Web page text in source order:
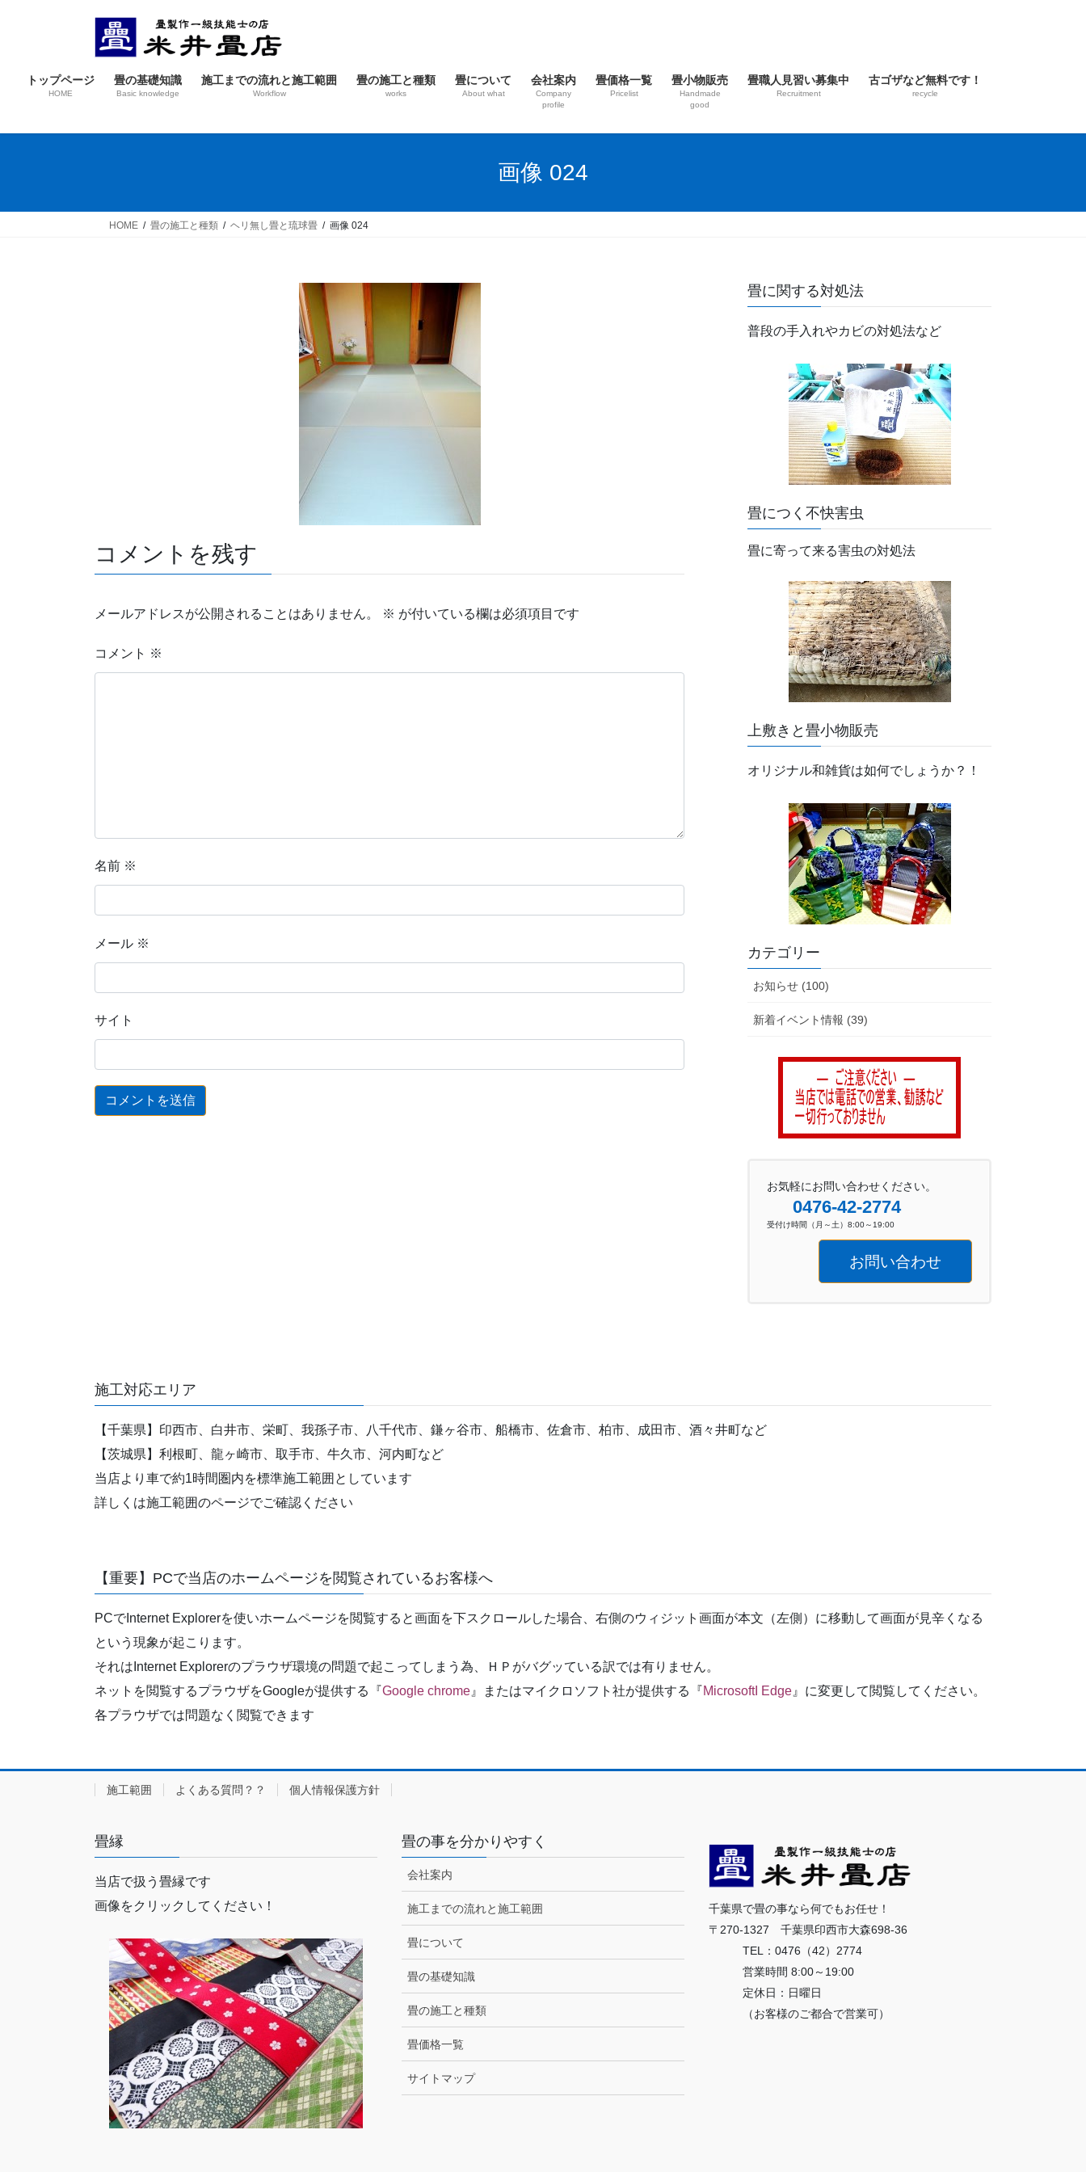
トップページ
HOME
畳の基礎知識
Basic knowledge
施工までの流れと施工範囲
Workflow
畳の施工と種類
works
畳について
About what
会社案内
Company
profile
畳価格一覧
Pricelist
畳小物販売
Handmade
good
畳職人見習い募集中
Recruitment
古ゴザなど無料です！
recycle
画像 024
HOME 畳の施工と種類 ヘリ無し畳と琉球畳 画像 024
コメントを残す
メールアドレスが公開されることはありません。 ※ が付いている欄は必須項目です
コメント ※
名前 ※
メール ※
サイト
畳に関する対処法
普段の手入れやカビの対処法など
畳につく不快害虫
畳に寄って来る害虫の対処法
上敷きと畳小物販売
オリジナル和雑貨は如何でしょうか？！
カテゴリー
お知らせ (100)
新着イベント情報 (39)
お気軽にお問い合わせください。
0476-42-2774
受付け時間（月～土）8:00～19:00
お問い合わせ
施工対応エリア
【千葉県】印西市、白井市、栄町、我孫子市、八千代市、鎌ヶ谷市、船橋市、佐倉市、柏市、成田市、酒々井町など
【茨城県】利根町、龍ヶ崎市、取手市、牛久市、河内町など
当店より車で約1時間圏内を標準施工範囲としています
詳しくは施工範囲のページでご確認ください
【重要】PCで当店のホームページを閲覧されているお客様へ
PCでInternet Explorerを使いホームページを閲覧すると画面を下スクロールした場合、右側のウィジット画面が本文（左側）に移動して画面が見辛くなる
という現象が起こります。
それはInternet Explorerのプラウザ環境の問題で起こってしまう為、ＨＰがバグッている訳では有りません。
ネットを閲覧するプラウザをGoogleが提供する『Google chrome 』またはマイクロソフト社が提供する『MicrosoftI Edge 』に変更して閲覧してください。
各プラウザでは問題なく閲覧できます
施工範囲 よくある質問？？ 個人情報保護方針
畳縁
当店で扱う畳縁です
画像をクリックしてください！
畳の事を分かりやすく
会社案内
施工までの流れと施工範囲
畳について
畳の基礎知識
畳の施工と種類
畳価格一覧
サイトマップ
千葉県で畳の事なら何でもお任せ！
〒270-1327 千葉県印西市大森698-36
TEL：0476（42）2774
営業時間 8:00～19:00
定休日：日曜日
（お客様のご都合で営業可）